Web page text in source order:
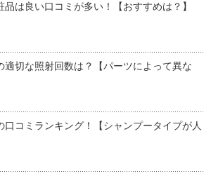
品は良い口コミが多い！【おすすめは？】
適切な照射回数は？【パーツによって異な
口コミランキング！【シャンプータイプが人